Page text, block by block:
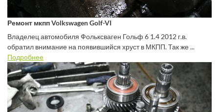
Ремонт мкпп Volkswagen Golf-VI
Владелец автомобиля Фольксваген Гольф 6 1.4 2012 г.в.
обратил внимание на появившийся хруст в МКПП. Так же ...
Подробнее